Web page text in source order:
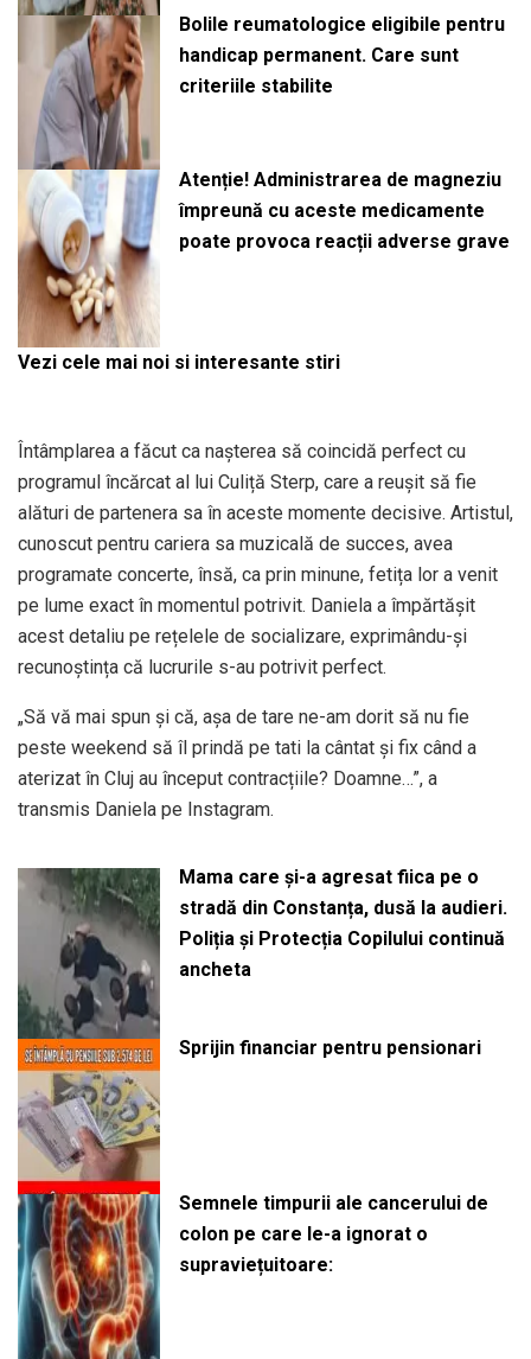
Bolile reumatologice eligibile pentru
handicap permanent. Care sunt
criteriile stabilite
Atenție! Administrarea de magneziu
împreună cu aceste medicamente
poate provoca reacții adverse grave
Vezi cele mai noi si interesante stiri
Întâmplarea a făcut ca nașterea să coincidă perfect cu
programul încărcat al lui Culiță Sterp, care a reușit să fie
alături de partenera sa în aceste momente decisive. Artistul,
cunoscut pentru cariera sa muzicală de succes, avea
programate concerte, însă, ca prin minune, fetița lor a venit
pe lume exact în momentul potrivit. Daniela a împărtășit
acest detaliu pe rețelele de socializare, exprimându-și
recunoștința că lucrurile s-au potrivit perfect.
„Să vă mai spun și că, așa de tare ne-am dorit să nu fie
peste weekend să îl prindă pe tati la cântat și fix când a
aterizat în Cluj au început contracțiile? Doamne…”, a
transmis Daniela pe Instagram.
Mama care și-a agresat fiica pe o
stradă din Constanța, dusă la audieri.
Poliția și Protecția Copilului continuă
ancheta
Sprijin financiar pentru pensionari
Semnele timpurii ale cancerului de
colon pe care le-a ignorat o
supraviețuitoare: